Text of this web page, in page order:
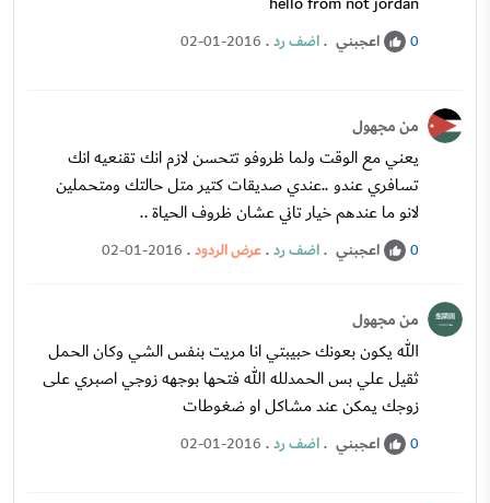
0 اعجبني .اضف رد.
02-01-2016
من مجهول
يعني مع الوقت ولما ظروفو تتحسن لازم انك تقنعيه انك
تسافري عندو ..عندي صديقات كتير متل حالتك ومتحملين
لانو ما عندهم خيار تاني عشان ظروف الحياة ..
0 اعجبني .اضف رد.عرض الردود.
02-01-2016
من مجهول
الله يكون بعونك حبيبتي انا مريت بنفس الشي وكان الحمل
ثقيل علي بس الحمدلله الله فتحها بوجهه زوجي اصبري على
زوجك يمكن عند مشاكل او ضغوطات
0 اعجبني .اضف رد.
02-01-2016